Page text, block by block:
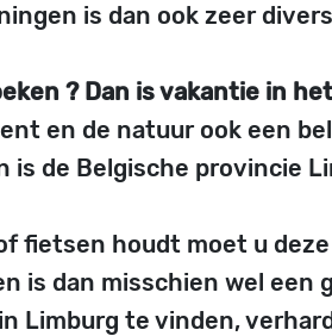
is dan ook zeer
? Dan is vakantie in
en de natuur ook een
is de Belgische provincie
fietsen houdt moet u
is dan misschien wel een
Limburg te vinden,